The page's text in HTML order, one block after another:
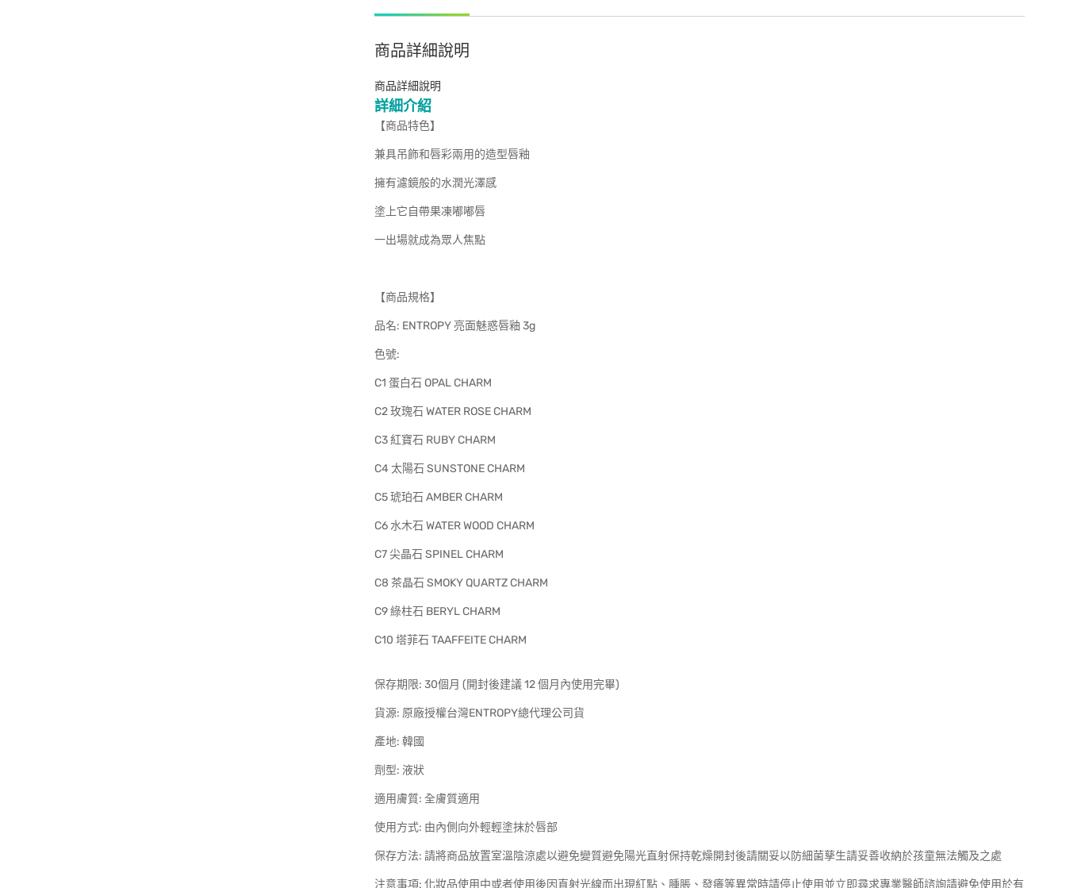
商品詳細說明
商品詳細說明
詳細介紹
【商品特色】
兼具吊飾和唇彩兩用的造型唇釉
擁有濾鏡般的水潤光澤感
塗上它自帶果凍嘟嘟唇
一出場就成為眾人焦點
【商品規格】
品名: ENTROPY 亮面魅惑唇釉 3g
色號:
C1 蛋白石 OPAL CHARM
C2 玫瑰石 WATER ROSE CHARM
C3 紅寶石 RUBY CHARM
C4 太陽石 SUNSTONE CHARM
C5 琥珀石 AMBER CHARM
C6 水木石 WATER WOOD CHARM
C7 尖晶石 SPINEL CHARM
C8 茶晶石 SMOKY QUARTZ CHARM
C9 綠柱石 BERYL CHARM
C10 塔菲石 TAAFFEITE CHARM
保存期限: 30個月 (開封後建議 12 個月內使用完畢)
貨源: 原廠授權台灣ENTROPY總代理公司貨
產地: 韓國
劑型: 液狀
適用膚質: 全膚質適用
使用方式: 由內側向外輕輕塗抹於唇部
保存方法: 請將商品放置室溫陰涼處以避免變質避免陽光直射保持乾燥開封後請關妥以防細菌孳生請妥善收納於孩童無法觸及之處
注意事項: 化妝品使用中或者使用後因直射光線而出現紅點、腫脹、發癢等異常時請停止使用並立即尋求專業醫師諮詢請避免使用於有